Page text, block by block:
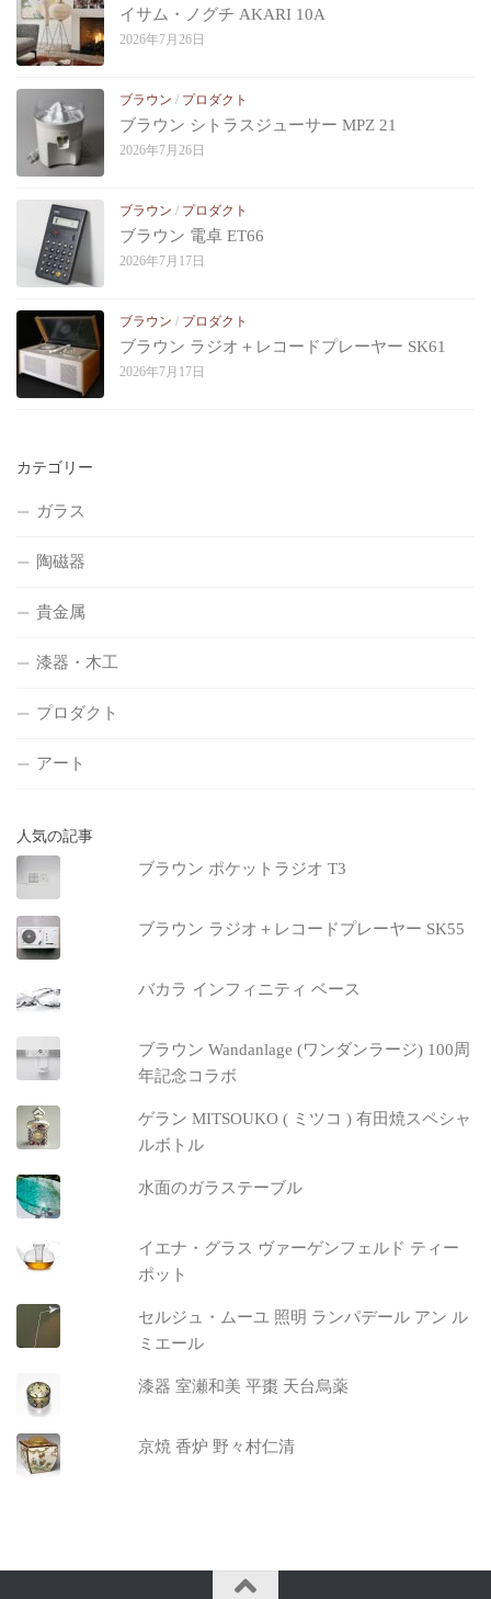
イサム・ノグチ AKARI 10A
2026年7月26日
ブラウン / プロダクト
ブラウン シトラスジューサー MPZ 21
2026年7月26日
ブラウン / プロダクト
ブラウン 電卓 ET66
2026年7月17日
ブラウン / プロダクト
ブラウン ラジオ＋レコードプレーヤー SK61
2026年7月17日
カテゴリー
ガラス
陶磁器
貴金属
漆器・木工
プロダクト
アート
人気の記事
ブラウン ポケットラジオ T3
ブラウン ラジオ＋レコードプレーヤー SK55
バカラ インフィニティ ベース
ブラウン Wandanlage (ワンダンラージ) 100周
年記念コラボ
ゲラン MITSOUKO ( ミツコ ) 有田焼スペシャ
ルボトル
水面のガラステーブル
イエナ・グラス ヴァーゲンフェルド ティー
ポット
セルジュ・ムーユ 照明 ランパデール アン ル
ミエール
漆器 室瀬和美 平棗 天台烏薬
京焼 香炉 野々村仁清